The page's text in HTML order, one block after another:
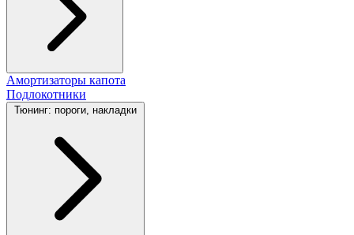
Амортизаторы капота
Подлокотники
Тюнинг: пороги, накладки